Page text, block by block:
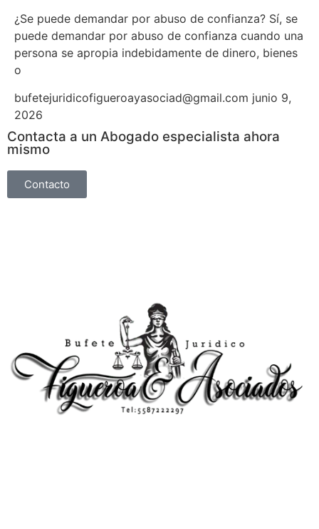
¿Se puede demandar por abuso de confianza? Sí, se
puede demandar por abuso de confianza cuando una
persona se apropia indebidamente de dinero, bienes
o
bufetejuridicofigueroayasociad@gmail.com junio 9,
2026
Contacta a un Abogado especialista ahora
mismo
Contacto